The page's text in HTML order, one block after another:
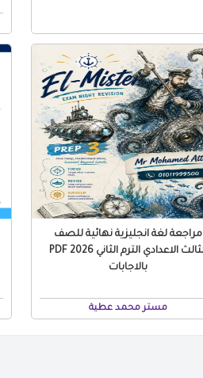
مراجعة لغة انجليزية نهائية للصف
الثالث الاعدادي الترم الثاني 2026 PDF
بالاجابات
مستر محمد عطية